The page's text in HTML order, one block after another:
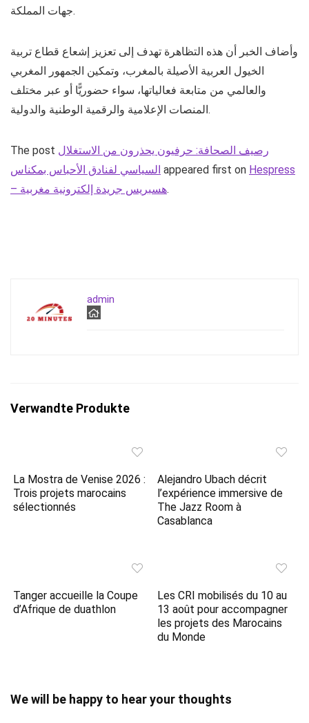
جهات المملكة.
وأضاف الخبر أن هذه التظاهرة تهدف إلى تعزيز إشعاع قطاع تربية
الخيول العربية الأصيلة بالمغرب، وتمكين الجمهور المغربي
والعالمي من متابعة فعالياتها، سواء حضوريًّا أو عبر مختلف
المنصات الإعلامية والرقمية الوطنية والدولية.
The post رصيف الصحافة: حرفيون يحذرون من الاستغلال
السياسي لفنادق الأحباس بمكناس appeared first on Hespress
– هسبريس جريدة إلكترونية مغربية.
admin
Verwandte Produkte
La Mostra de Venise 2026 :
Trois projets marocains
sélectionnés
Alejandro Ubach décrit
l’expérience immersive de
The Jazz Room à
Casablanca
Tanger accueille la Coupe
d’Afrique de duathlon
Les CRI mobilisés du 10 au
13 août pour accompagner
les projets des Marocains
du Monde
We will be happy to hear your thoughts